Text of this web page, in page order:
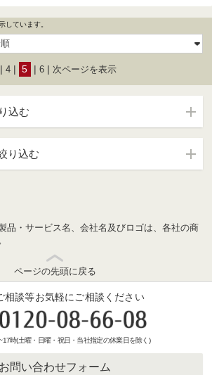
しています。
| 4 | 5 | 6 | 次ページを表示
込む
り込む
品・サービス名、会社名及びロゴは、各社の商
ページの先頭に戻る
相談等お気軽にご相談ください
時(土曜・日曜・祝日・当社指定の休業日を除く)
お問い合わせフォーム